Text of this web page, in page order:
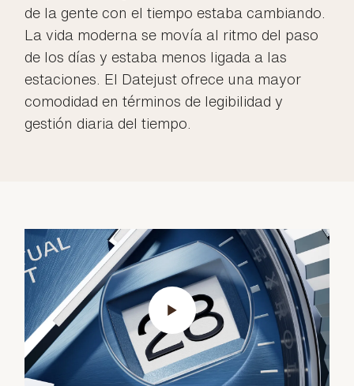
de la gente con el tiempo estaba cambiando.
La vida moderna se movía al ritmo del paso
de los días y estaba menos ligada a las
estaciones. El Datejust ofrece una mayor
comodidad en términos de legibilidad y
gestión diaria del tiempo.